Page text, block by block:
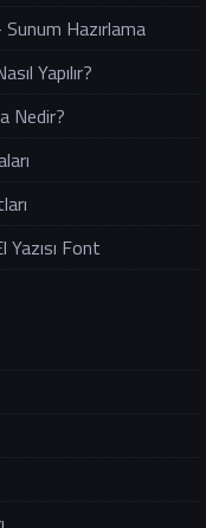
Hazırlama
Yapılır?
Nedir?
Font